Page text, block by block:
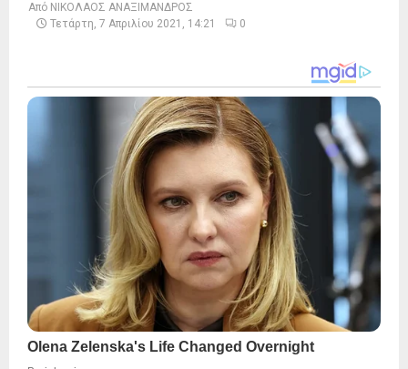
Από ΝΙΚΟΛΑΟΣ ΑΝΑΞΙΜΑΝΔΡΟΣ
Τετάρτη, 7 Απριλίου 2021, 14:21
0